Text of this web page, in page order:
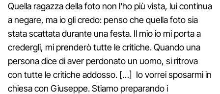
Quella ragazza della foto non l'ho più vista, lui continua
a negare, ma io gli credo: penso che quella foto sia
stata scattata durante una festa. Il mio io mi porta a
credergli, mi prenderò tutte le critiche. Quando una
persona dice di aver perdonato un uomo, si ritrova
con tutte le critiche addosso. […] Io vorrei sposarmi in
chiesa con Giuseppe. Stiamo preparando i